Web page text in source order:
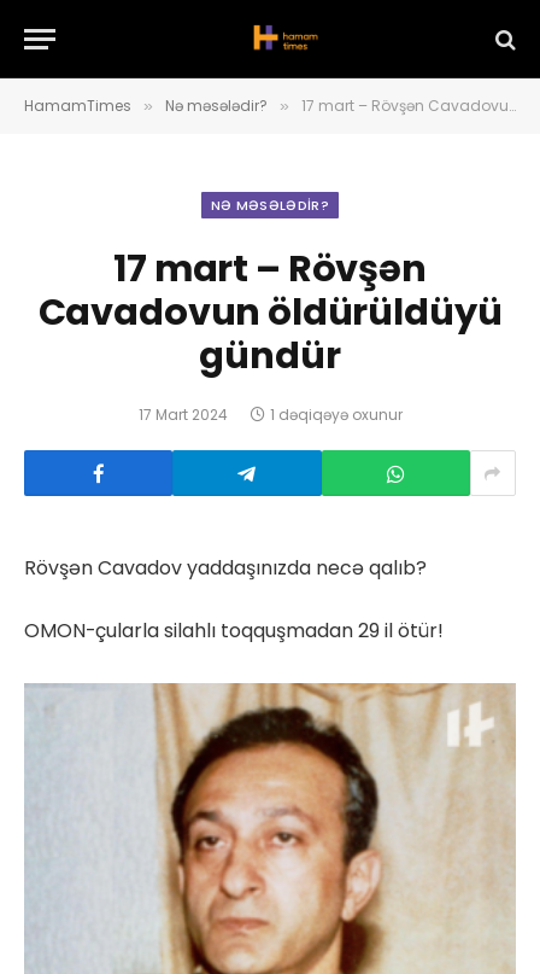
HamamTimes » Nə məsələdir? » 17 mart – Rövşən Cavadovun öldürüldüyü gündür
NƏ MƏSƏLƏDIR?
17 mart – Rövşən
Cavadovun öldürüldüyü
gündür
17 Mart 2024 1 dəqiqəyə oxunur
Rövşən Cavadov yaddaşınızda necə qalıb?
OMON-çularla silahlı toqquşmadan 29 il ötür!